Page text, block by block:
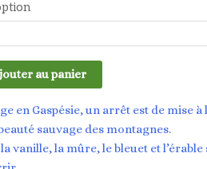
au panier
en Gaspésie, un arrêt est de mise
sauvage des montagnes.
vanille, la mûre, le bleuet et